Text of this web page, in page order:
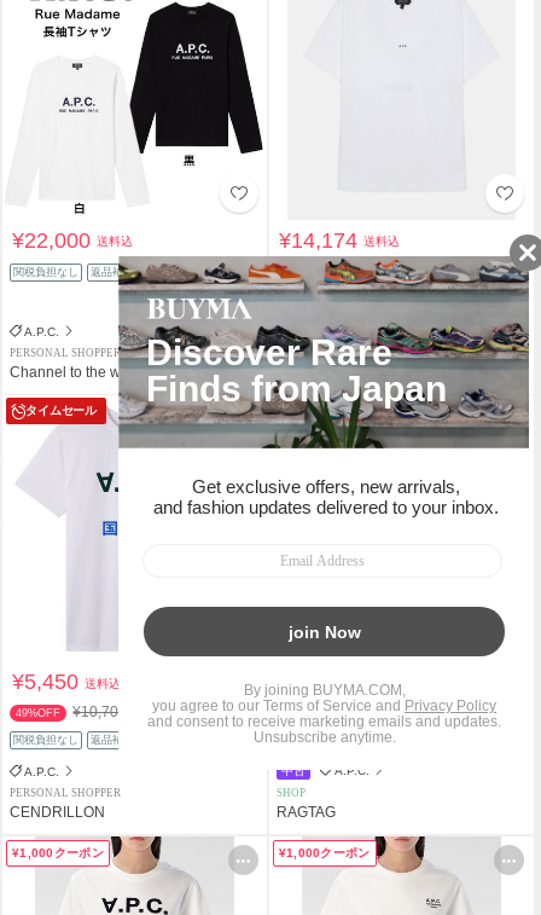
¥22,000送料込
関税負担なし 返品補償
A.P.C.
PERSONAL SHOPPER
Channel to the world
¥14,174送料込
41%OFF ¥24,382
関税負担なし 返品補償 スピード配送
A.P.C.
SHOP
REXMONDE
タイムセール
¥5,450送料込
49%OFF ¥10,700
関税負担なし 返品補償
A.P.C.
PERSONAL SHOPPER
CENDRILLON
¥5,198送料込
関税負担なし 返品補償
中古 A.P.C.
SHOP
RAGTAG
¥1,000クーポン ¥1,000クーポン